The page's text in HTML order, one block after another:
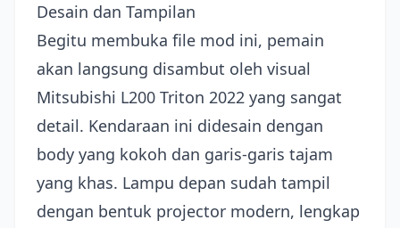
Desain dan Tampilan
Begitu membuka file mod ini, pemain
akan langsung disambut oleh visual
Mitsubishi L200 Triton 2022 yang sangat
detail. Kendaraan ini didesain dengan
body yang kokoh dan garis-garis tajam
yang khas. Lampu depan sudah tampil
dengan bentuk projector modern, lengkap